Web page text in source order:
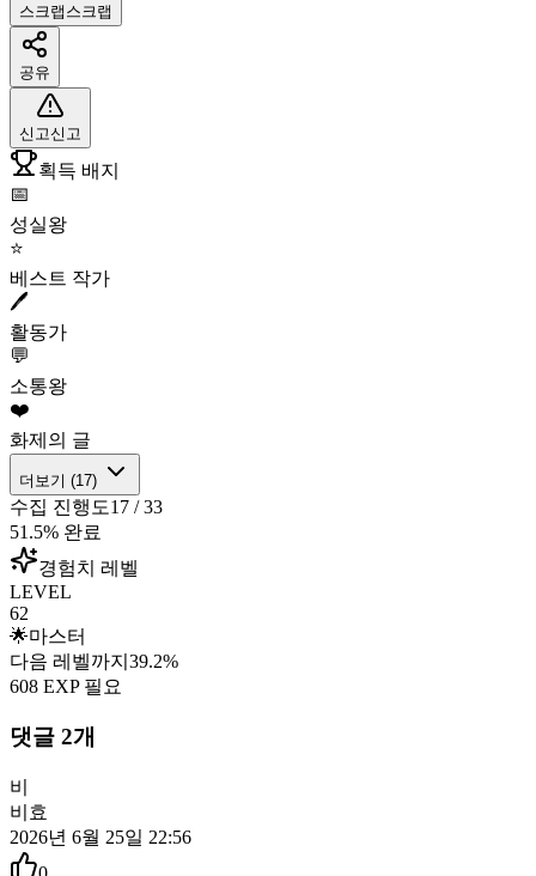
스크랩 스크랩
공유
신고신고
획득 배지
📅
성실왕
⭐
베스트 작가
🖊️
활동가
💬
소통왕
❤️
화제의 글
더보기 (17)
수집 진행도17 /33
51.5% 완료
경험치 레벨
LEVEL
62
🌟마스터
다음 레벨까지 39.2%
608 EXP 필요
댓글 2개
비
비효
2026년 6월 25일 22:56